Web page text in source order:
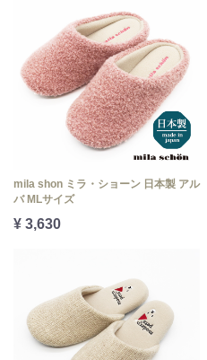
mila shon ミラ・ショーン 日本製 アル
バ MLサイズ
¥ 3,630